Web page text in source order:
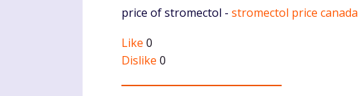
Komentaras
price of stromectol - stromectol price canada
Like 0
Dislike 0